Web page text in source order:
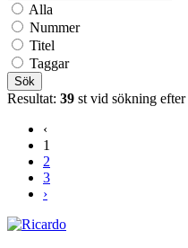
Alla
Nummer
Titel
Taggar
Sök
Resultat: 39 st vid sökning efter
‹
1
2
3
›